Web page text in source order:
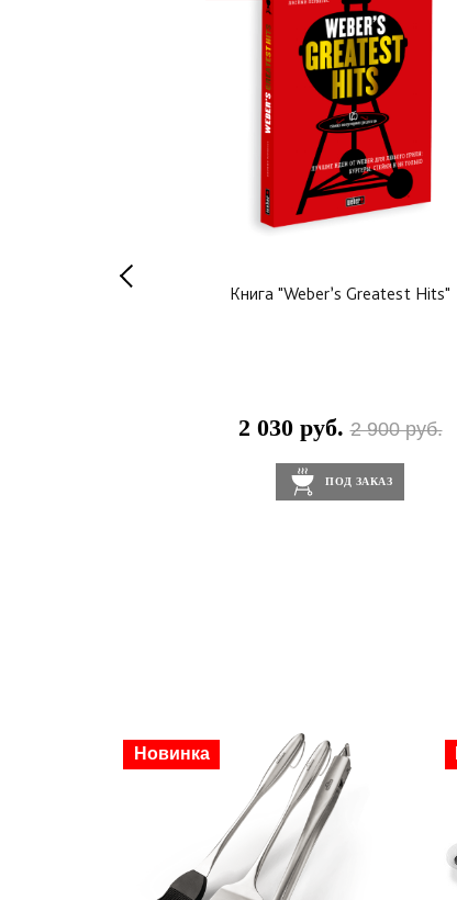
Боратов Книга "Weber’s Greatest Hits"
2 030 руб.2 900 руб.
ПОД ЗАКАЗ
Новинка